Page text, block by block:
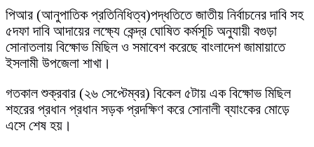
পিআর (আনুপাতিক প্রতিনিধিত্ব)পদ্ধতিতে জাতীয় নির্বাচনের দাবি সহ
৫দফা দাবি আদায়ের লক্ষ্যে কেন্দ্র ঘোষিত কর্মসূচি অনুযায়ী বগুড়া
সোনাতলায় বিক্ষোভ মিছিল ও সমাবেশ করেছে বাংলাদেশ জামায়াতে
ইসলামী উপজেলা শাখা।
গতকাল শুক্রবার (২৬ সেপ্টেম্বর) বিকেল ৫টায় এক বিক্ষোভ মিছিল
শহরের প্রধান প্রধান সড়ক প্রদক্ষিণ করে সোনালী ব্যাংকের মোড়ে
এসে শেষ হয়।